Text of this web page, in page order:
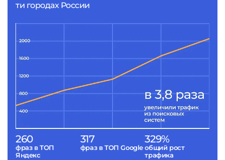
ти городах России
260
фраз в ТОП
Яндекс
317
фраз в ТОП Google
329%
общий рост
трафика